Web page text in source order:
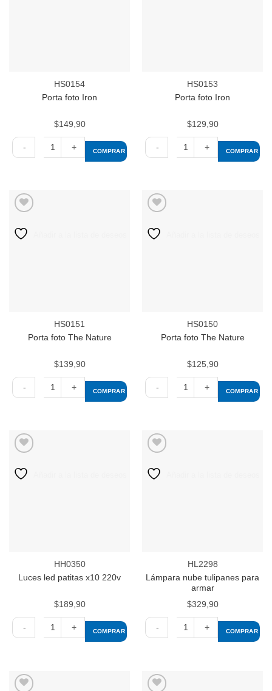
HS0154
Porta foto Iron
$149,90
Iron
cantidad
COMPRAR
HS0153
Porta foto Iron
$129,90
Iron
cantidad
COMPRAR
HS0151
Porta foto The Nature
$139,90
The
Nature
COMPRAR
HS0150
Porta foto The Nature
$125,90
The
Nature
COMPRAR
HH0350
Luces led patitas x10 220v
$189,90
patitas
x10
COMPRAR
HL2298
Lámpara nube tulipanes para
armar
$329,90
tulipanes
para
COMPRAR